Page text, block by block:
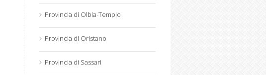
Provincia di Olbia-Tempio
Provincia di Oristano
Provincia di Sassari